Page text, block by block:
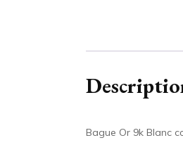
Bague Or 9k Blanc